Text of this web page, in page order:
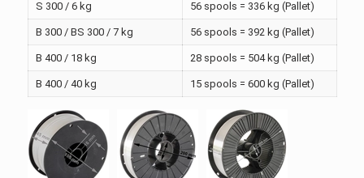
S 300 / 6 kg 56 spools = 336 kg (Pallet)
B 300 / BS 300 / 7 kg 56 spools = 392 kg (Pallet)
B 400 / 18 kg 28 spools = 504 kg (Pallet)
B 400 / 40 kg 15 spools = 600 kg (Pallet)